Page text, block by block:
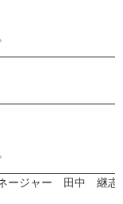
ージャー 田中 継志